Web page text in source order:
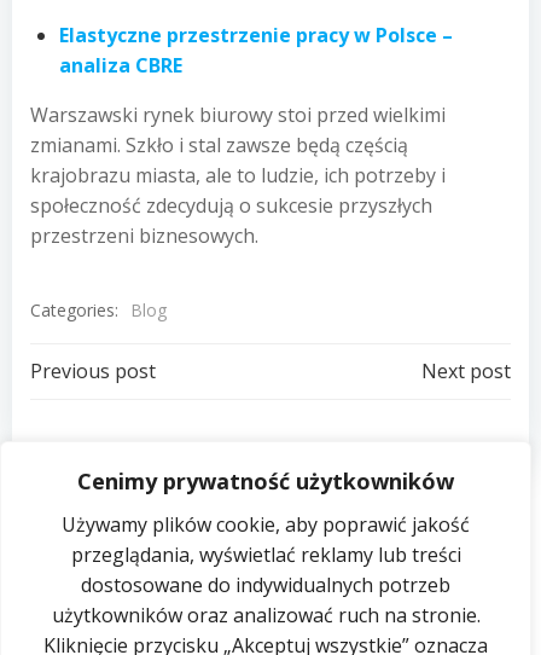
Cenimy prywatność użytkowników
Używamy plików cookie, aby poprawić jakość
przeglądania, wyświetlać reklamy lub treści
dostosowane do indywidualnych potrzeb
użytkowników oraz analizować ruch na stronie.
Kliknięcie przycisku „Akceptuj wszystkie” oznacza
Elastyczne przestrzenie pracy w Polsce –
analiza CBRE
Warszawski rynek biurowy stoi przed wielkimi
zmianami. Szkło i stal zawsze będą częścią
krajobrazu miasta, ale to ludzie, ich potrzeby i
społeczność zdecydują o sukcesie przyszłych
przestrzeni biznesowych.
Categories: Blog
Post
Previous post Next post
Kontakty